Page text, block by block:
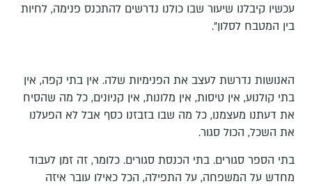
עכשיו קיבלנו שיעור שבו כולנו נדרשים להתכנס פנימה, לחיות
בין המטבח לסלון".
האנושות נדרשת לעצב את הפנימיות שלה. אין בתי קפה, אין
בתי קולנוע, אין טיסות, אין מלונות, אין קניונים, כל מה שהסיח
את דעתנו מעצמנו, כל מה שבו בזבזנו כסף אבל לא הפעלנו
את השכל, הכול סגור.
בתי הספר סגורים. בתי הכנסת סגורים. כלומר, זה זמן לעבוד
מחדש על המשפחה, על התפילה, הכל כאילו עובר איזה